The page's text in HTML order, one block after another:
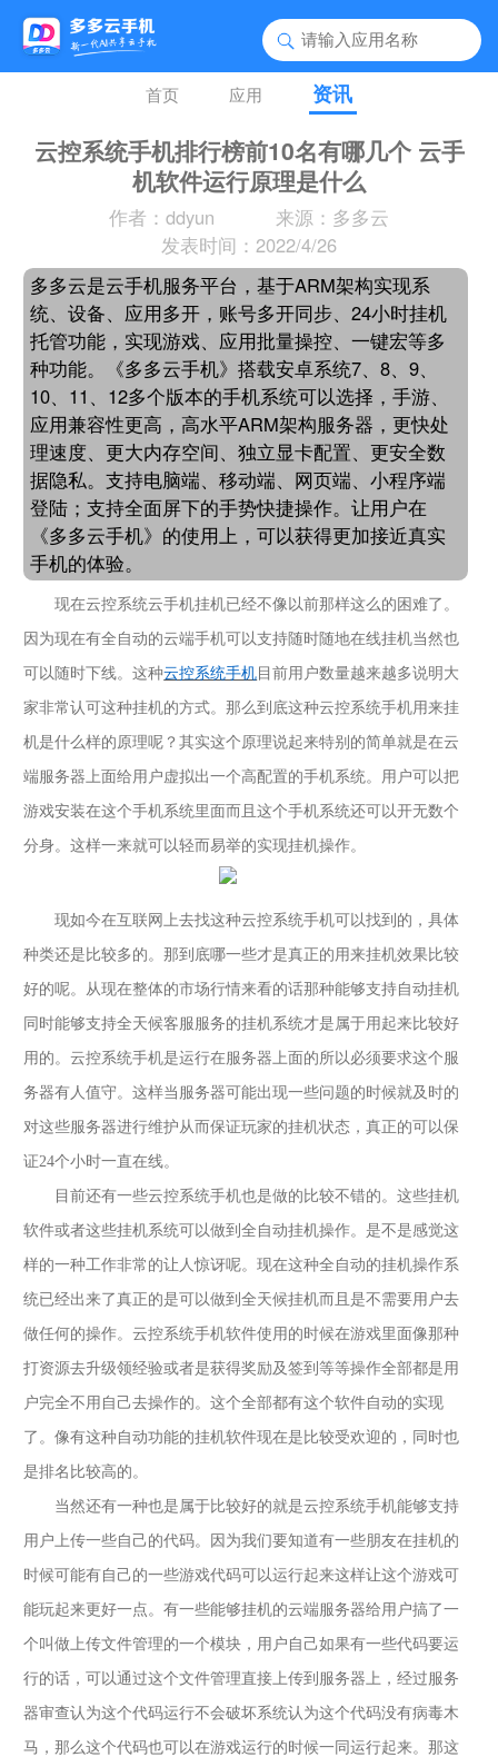
首页 应用 资讯
云控系统手机排行榜前10名有哪几个 云手
机软件运行原理是什么
作者：ddyun
来源：多多云
发表时间：2022/4/26
多多云是云手机服务平台，基于ARM架构实现系
统、设备、应用多开，账号多开同步、24小时挂机
托管功能，实现游戏、应用批量操控、一键宏等多
种功能。《多多云手机》搭载安卓系统7、8、9、
10、11、12多个版本的手机系统可以选择，手游、
应用兼容性更高，高水平ARM架构服务器，更快处
理速度、更大内存空间、独立显卡配置、更安全数
据隐私。支持电脑端、移动端、网页端、小程序端
登陆；支持全面屏下的手势快捷操作。让用户在
《多多云手机》的使用上，可以获得更加接近真实
手机的体验。
现在云控系统云手机挂机已经不像以前那样这么的困难了。
因为现在有全自动的云端手机可以支持随时随地在线挂机当然也
可以随时下线。这种云控系统手机 目前用户数量越来越多说明大
家非常认可这种挂机的方式。那么到底这种云控系统手机用来挂
机是什么样的原理呢？其实这个原理说起来特别的简单就是在云
端服务器上面给用户虚拟出一个高配置的手机系统。用户可以把
游戏安装在这个手机系统里面而且这个手机系统还可以开无数个
分身。这样一来就可以轻而易举的实现挂机操作。
现如今在互联网上去找这种云控系统手机可以找到的，具体
种类还是比较多的。那到底哪一些才是真正的用来挂机效果比较
好的呢。从现在整体的市场行情来看的话那种能够支持自动挂机
同时能够支持全天候客服服务的挂机系统才是属于用起来比较好
用的。云控系统手机是运行在服务器上面的所以必须要求这个服
务器有人值守。这样当服务器可能出现一些问题的时候就及时的
对这些服务器进行维护从而保证玩家的挂机状态，真正的可以保
证24个小时一直在线。
目前还有一些云控系统手机也是做的比较不错的。这些挂机
软件或者这些挂机系统可以做到全自动挂机操作。是不是感觉这
样的一种工作非常的让人惊讶呢。现在这种全自动的挂机操作系
统已经出来了真正的是可以做到全天候挂机而且是不需要用户去
做任何的操作。云控系统手机软件使用的时候在游戏里面像那种
打资源去升级领经验或者是获得奖励及签到等等操作全部都是用
户完全不用自己去操作的。这个全部都有这个软件自动的实现
了。像有这种自动功能的挂机软件现在是比较受欢迎的，同时也
是排名比较高的。
当然还有一种也是属于比较好的就是云控系统手机能够支持
用户上传一些自己的代码。因为我们要知道有一些朋友在挂机的
时候可能有自己的一些游戏代码可以运行起来这样让这个游戏可
能玩起来更好一点。有一些能够挂机的云端服务器给用户搞了一
个叫做上传文件管理的一个模块，用户自己如果有一些代码要运
行的话，可以通过这个文件管理直接上传到服务器上，经过服务
器审查认为这个代码运行不会破坏系统认为这个代码没有病毒木
马，那么这个代码也可以在游戏运行的时候一同运行起来。那这